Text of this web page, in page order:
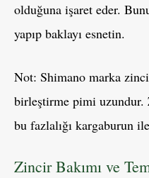
olduğuna işaret eder.
yapıp baklayı esnetin.
Not: Shimano marka
birleştirme pimi
bu fazlalığı kargaburun
Zincir Bakımı ve